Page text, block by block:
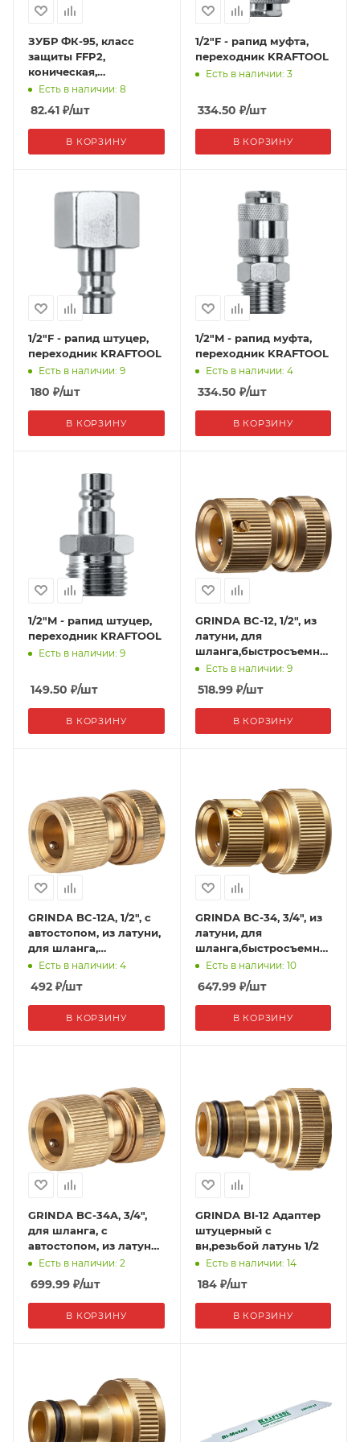
ЗУБР ФК-95, класс
защиты FFP2,
коническая,
фильтрующая
полумаска с клапаном
выдоха
Есть в наличии: 8
82.41 ₽/шт
В КОРЗИНУ
1/2"F - рапид муфта,
переходник KRAFTOOL
Есть в наличии: 3
334.50 ₽/шт
В КОРЗИНУ
1/2"F - рапид штуцер,
переходник KRAFTOOL
Есть в наличии: 9
180 ₽/шт
В КОРЗИНУ
1/2"M - рапид муфта,
переходник KRAFTOOL
Есть в наличии: 4
334.50 ₽/шт
В КОРЗИНУ
1/2"M - рапид штуцер,
переходник KRAFTOOL
Есть в наличии: 9
149.50 ₽/шт
В КОРЗИНУ
GRINDA BC-12, 1/2", из
латуни, для
шланга,быстросъемный
соединитель,PROLine
Есть в наличии: 9
518.99₽/шт
В КОРЗИНУ
GRINDA BC-12A, 1/2", с
автостопом, из латуни,
для шланга,
быстросъемный
соединитель, PROLine
Есть в наличии: 4
492 ₽/шт
В КОРЗИНУ
GRINDA BC-34, 3/4", из
латуни, для
шланга,быстросъемный
соединитель,PROLine
Есть в наличии: 10
647.99₽/шт
В КОРЗИНУ
GRINDA BC-34A, 3/4",
для шланга, с
автостопом, из латуни,
быстросъёмный
соединитель, PROLine
Есть в наличии: 2
699.99 ₽/шт
В КОРЗИНУ
GRINDA BI-12 Адаптер
штуцерный с
вн,резьбой латунь 1/2
Есть в наличии: 14
184₽/шт
В КОРЗИНУ